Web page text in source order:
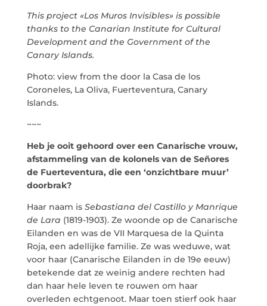
This project «Los Muros Invisibles» is possible
thanks to the Canarian Institute for Cultural
Development and the Government of the
Canary Islands.
Photo: view from the door la Casa de los
Coroneles, La Oliva, Fuerteventura, Canary
Islands.
~~~
Heb je ooit gehoord over een Canarische vrouw,
afstammeling van de kolonels van de Señores
de Fuerteventura, die een ‘onzichtbare muur’
doorbrak?
Haar naam is Sebastiana del Castillo y Manrique
de Lara (1819-1903). Ze woonde op de Canarische
Eilanden en was de VII Marquesa de la Quinta
Roja, een adellijke familie. Ze was weduwe, wat
voor haar (Canarische Eilanden in de 19e eeuw)
betekende dat ze weinig andere rechten had
dan haar hele leven te rouwen om haar
overleden echtgenoot. Maar toen stierf ook haar